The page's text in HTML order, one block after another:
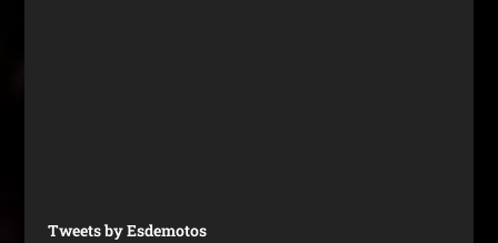
Tweets by Esdemotos